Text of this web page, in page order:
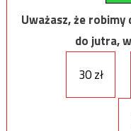
Uważasz, że
do jutra,
30 zł